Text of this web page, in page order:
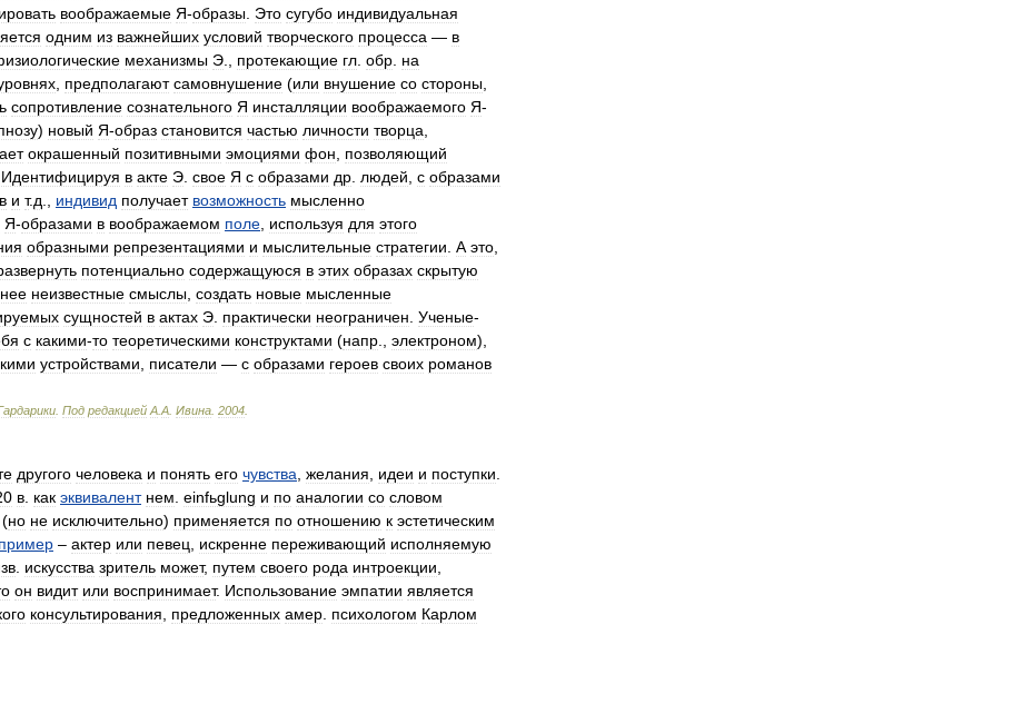
воображаемые Я-образы Это сугубо индивидуальная
одним из важнейших условий творческого процесса — в
механизмы Э протекающие гл обр на
предполагают самовнушение (или внушение со стороны
сопротивление сознательного Я инсталляции воображаемого Я-
) новый Я-образ становится частью личности творца
окрашенный позитивными эмоциями фон
позволяющий
Идентифицируя в акте Э свое Я с образами др людей с образами
и т.д индивид получает возможность мысленно
Я-образами в воображаемом поле используя для этого
образными репрезентациями и мыслительные стратегии А это
потенциально содержащуюся в этих образах скрытую
неизвестные смыслы создать новые мысленные
сущностей в актах Э практически неограничен Ученые-
с какими-то теоретическими конструктами (напр электроном),
устройствами писатели — с образами героев своих романов
Под редакцией А А Ивина 2004
другого человека и понять его чувства желания идеи и поступки
в как эквивалент нем einfьglung и по аналогии со словом
(но не исключительно) применяется по отношению к эстетическим
пример – актер или певец искренне переживающий исполняемую
искусства зритель может, путем своего рода интроекции
он видит или воспринимает. Использование эмпатии является
консультирования предложенных амер психологом Карлом